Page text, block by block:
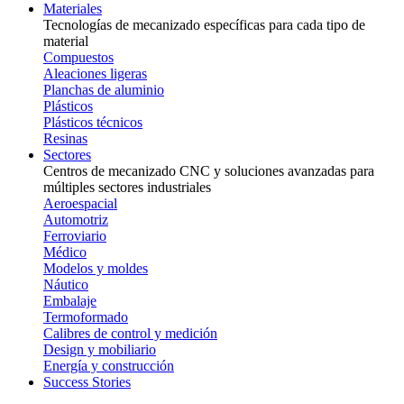
Materiales
Tecnologías de mecanizado específicas para cada tipo de
material
Compuestos
Aleaciones ligeras
Planchas de aluminio
Plásticos
Plásticos técnicos
Resinas
Sectores
Centros de mecanizado CNC y soluciones avanzadas para
múltiples sectores industriales
Aeroespacial
Automotriz
Ferroviario
Médico
Modelos y moldes
Náutico
Embalaje
Termoformado
Calibres de control y medición
Design y mobiliario
Energía y construcción
Success Stories